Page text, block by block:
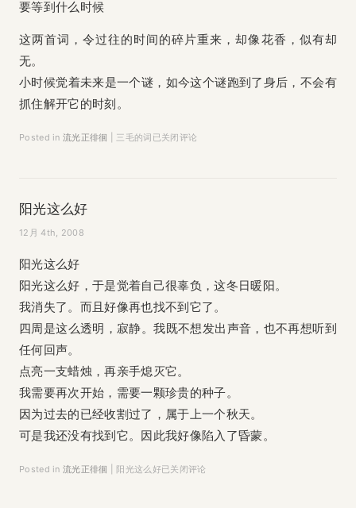
要等到什么时候
这两首词，令过往的时间的碎片重来，却像花香，似有却
无。
小时候觉着未来是一个谜，如今这个谜跑到了身后，不会有
抓住解开它的时刻。
Posted in 流光正徘徊 三毛的词 已关闭评论
阳光这么好
12月 4th, 2008
阳光这么好
阳光这么好，于是觉着自己很辜负，这冬日暖阳。
我消失了。而且好像再也找不到它了。
四周是这么透明，寂静。我既不想发出声音，也不再想听到
任何回声。
点亮一支蜡烛，再亲手熄灭它。
我需要再次开始，需要一颗珍贵的种子。
因为过去的已经收割过了，属于上一个秋天。
可是我还没有找到它。因此我好像陷入了昏蒙。
Posted in 流光正徘徊 阳光这么好已关闭评论